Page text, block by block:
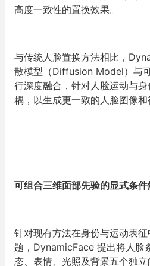
高度一致性的置换效果。
与传统人脸置换方法相比，
散模型（Diffusion Model）与
行深度融合，针对人脸运动与
耦，以生成更一致的人脸图像和
可组合三维面部先验的显式条件
针对现有方法在身份与运动表
题，DynamicFace 提出将人脸
态、表情、光照及背景五个独